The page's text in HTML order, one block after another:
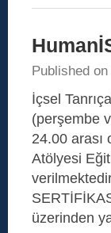
Published on
İçsel
(perşembe
24.00 arası
Atölyesi
üzerinden